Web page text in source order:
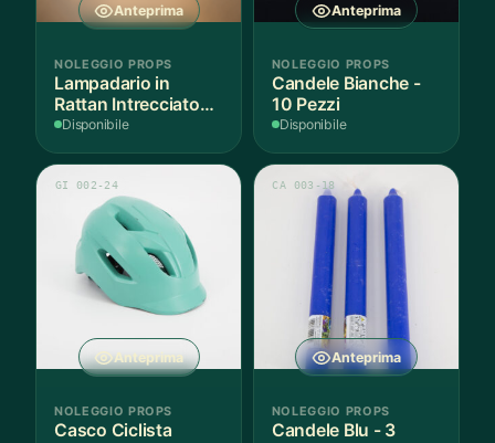
Anteprima
NOLEGGIO PROPS
Lampadario in
Rattan Intrecciato
Bianco
Disponibile
Anteprima
NOLEGGIO PROPS
Candele Bianche -
10 Pezzi
Disponibile
Anteprima
GI 002-24
NOLEGGIO PROPS
Casco Ciclista
Anteprima
CA 003-18
NOLEGGIO PROPS
Candele Blu - 3